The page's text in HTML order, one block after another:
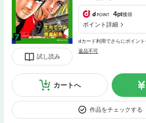
試し読み
4pt獲得
ポイント詳細
dカード利用でさらにポイン
返品不可
カートへ
作品をチェックする